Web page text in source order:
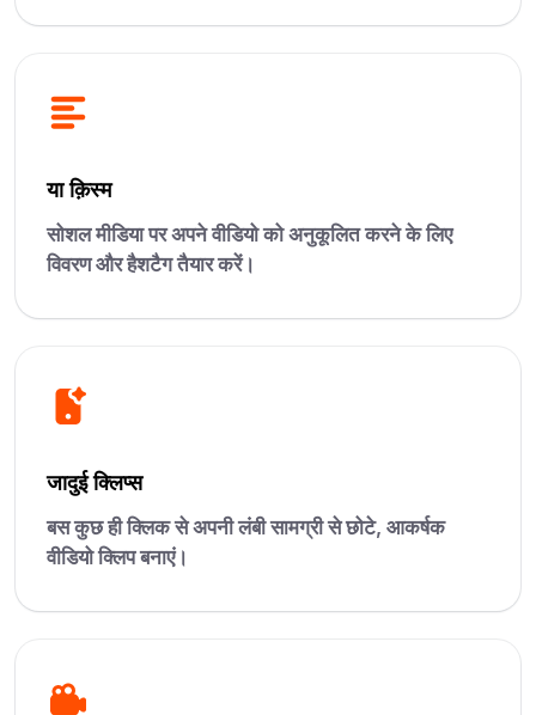
या क़िस्‍म
सोशल मीडिया पर अपने वीडियो को अनुकूलित करने के लिए
विवरण और हैशटैग तैयार करें।
जादुई क्लिप्स
बस कुछ ही क्लिक से अपनी लंबी सामग्री से छोटे, आकर्षक
वीडियो क्लिप बनाएं।